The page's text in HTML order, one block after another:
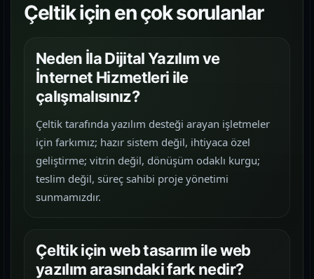
Çeltik için en çok sorulanlar
Neden İla Dijital Yazılım ve
İnternet Hizmetleri ile
çalışmalısınız?
Çeltik tarafında yazılım desteği arayan işletmeler
için farkımız; hazır sistem değil, ihtiyaca özel
geliştirme; vitrin değil, dönüşüm odaklı kurgu;
teslim değil, süreç sahibi proje yönetimi
sunmamızdır.
Çeltik için web tasarım ile web
yazılım arasındaki fark nedir?